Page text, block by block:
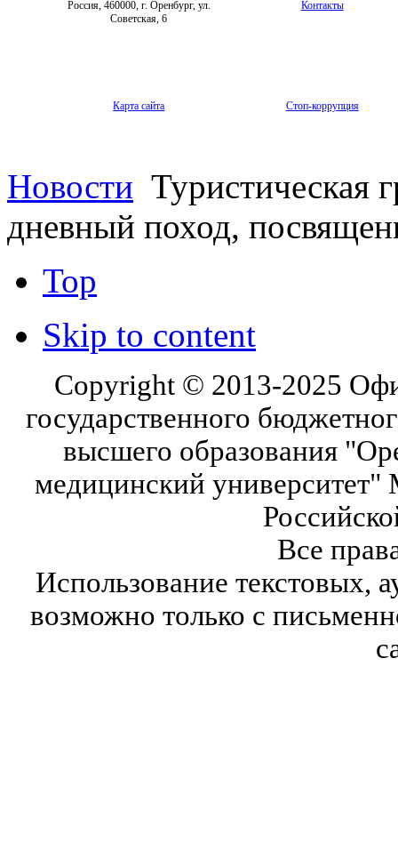
Россия, 460000, г. Оренбург, ул.
Советская, 6
Контакты
Карта сайта Стоп-коррупция
Новости Туристическая
дневный поход,
Top
Skip to content
Copyright © 2013-2025
государственного
высшего образования
медицинский университет"
Все
Использование текстовых,
возможно только с